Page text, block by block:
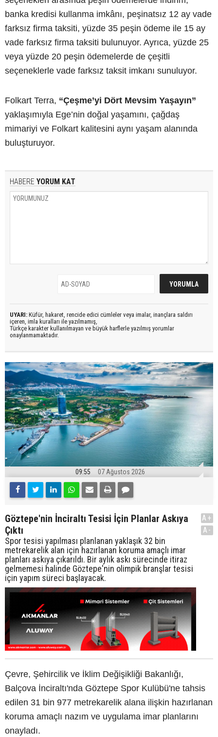
banka kredisi kullanma imkânı, peşinatsız 12 ay vade
farksız firma taksiti, yüzde 35 peşin ödeme ile 15 ay
vade farksız firma taksiti bulunuyor. Ayrıca, yüzde 25
veya yüzde 20 peşin ödemelerde de çeşitli
seçeneklerle vade farksız taksit imkanı sunuluyor.
Folkart Terra, “Çeşme’yi Dört Mevsim Yaşayın”
yaklaşımıyla Ege’nin doğal yaşamını, çağdaş
mimariyi ve Folkart kalitesini aynı yaşam alanında
buluşturuyor.
HABERE YORUM KAT
UYARI: Küfür, hakaret, rencide edici cümleler veya imalar, inançlara saldırı
içeren, imla kuralları ile yazılmamış,
Türkçe karakter kullanılmayan ve büyük harflerle yazılmış yorumlar
onaylanmamaktadır.
09:55 07 Ağustos 2026
Göztepe'nin İnciraltı Tesisi İçin Planlar Askıya
Çıktı
Spor tesisi yapılması planlanan yaklaşık 32 bin
metrekarelik alan için hazırlanan koruma amaçlı imar
planları askıya çıkarıldı. Bir aylık askı sürecinde itiraz
gelmemesi halinde Göztepe'nin olimpik branşlar tesisi
için yapım süreci başlayacak.
A+
A-
Çevre, Şehircilik ve İklim Değişikliği Bakanlığı,
Balçova İnciraltı'nda Göztepe Spor Kulübü'ne tahsis
edilen 31 bin 977 metrekarelik alana ilişkin hazırlanan
koruma amaçlı nazım ve uygulama imar planlarını
onayladı.